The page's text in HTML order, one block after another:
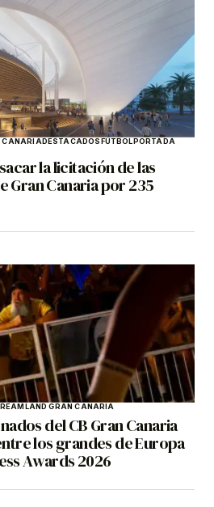
CANARIADESTACADOSFÚTBOLPORTADA
la licitación de las
Gran Canaria por 235
GRAN CANARIA
del CB Gran Canaria
los grandes de Europa
Awards 2026